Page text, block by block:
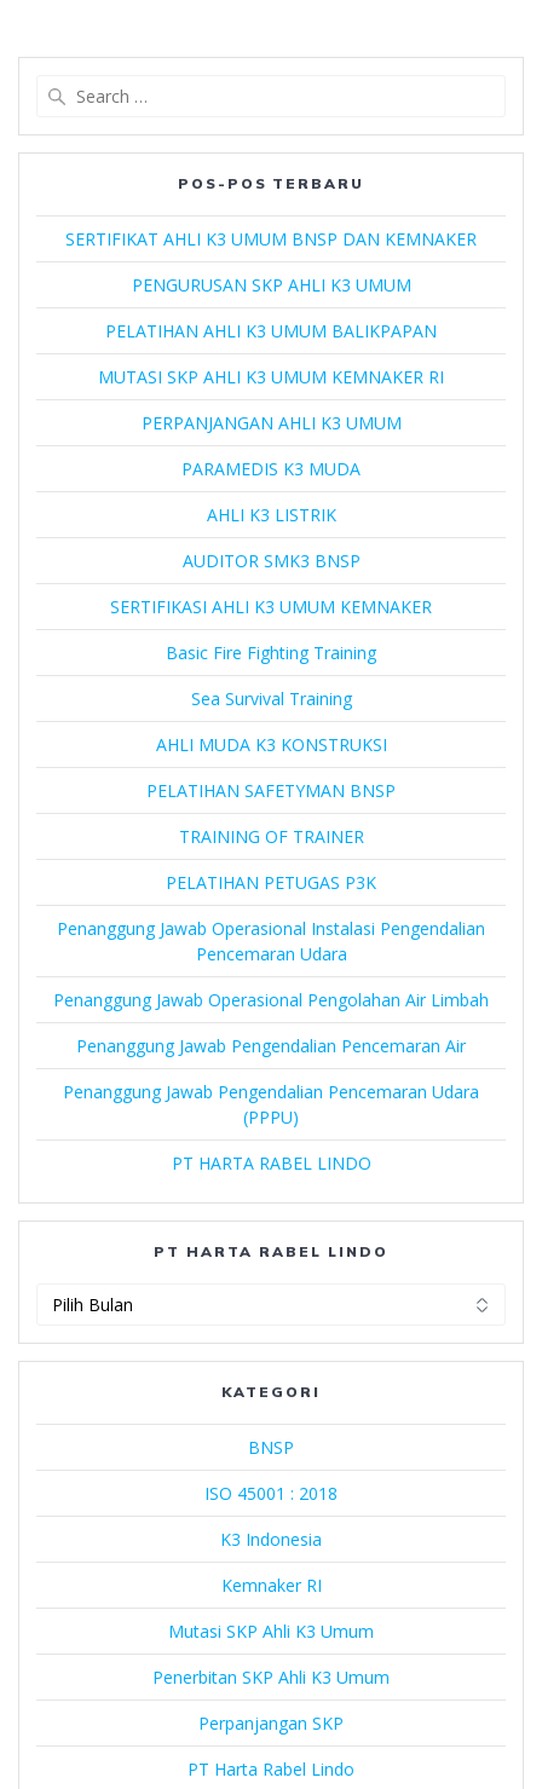
POS-POS TERBARU
SERTIFIKAT AHLI K3 UMUM BNSP DAN KEMNAKER
PENGURUSAN SKP AHLI K3 UMUM
PELATIHAN AHLI K3 UMUM BALIKPAPAN
MUTASI SKP AHLI K3 UMUM KEMNAKER RI
PERPANJANGAN AHLI K3 UMUM
PARAMEDIS K3 MUDA
AHLI K3 LISTRIK
AUDITOR SMK3 BNSP
SERTIFIKASI AHLI K3 UMUM KEMNAKER
Basic Fire Fighting Training
Sea Survival Training
AHLI MUDA K3 KONSTRUKSI
PELATIHAN SAFETYMAN BNSP
TRAINING OF TRAINER
PELATIHAN PETUGAS P3K
Penanggung Jawab Operasional Instalasi Pengendalian
Pencemaran Udara
Penanggung Jawab Operasional Pengolahan Air Limbah
Penanggung Jawab Pengendalian Pencemaran Air
Penanggung Jawab Pengendalian Pencemaran Udara
(PPPU)
PT HARTA RABEL LINDO
PT HARTA RABEL LINDO
Rabel
KATEGORI
BNSP
ISO 45001 : 2018
K3 Indonesia
Kemnaker RI
Mutasi SKP Ahli K3 Umum
Penerbitan SKP Ahli K3 Umum
Perpanjangan SKP
PT Harta Rabel Lindo